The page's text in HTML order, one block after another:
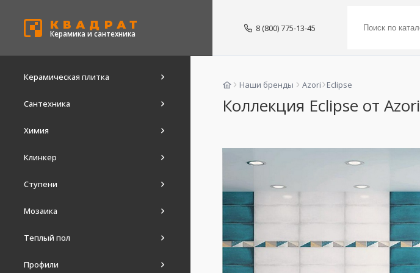
КВАДРАТ
Керамика и сантехника
8 (800) 775-13-45
Керамическая плитка
Сантехника
Химия
Клинкер
Ступени
Мозаика
Теплый пол
Профили
Наши бренды Azori Eclipse
Коллекция Eclipse от Azori